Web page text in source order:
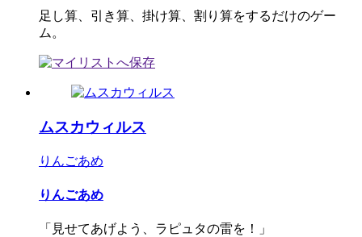
足し算、引き算、掛け算、割り算をするだけのゲー
ム。
ムスカウィルス
りんごあめ
りんごあめ
「見せてあげよう、ラピュタの雷を！」